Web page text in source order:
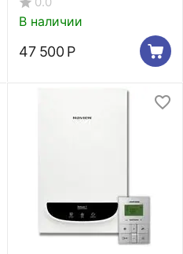
Comfort Plus 30K
В наличии
47 500 Р